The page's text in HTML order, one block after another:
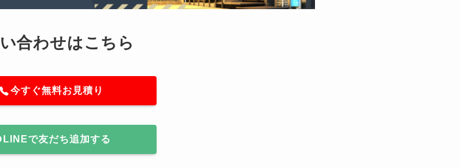
合わせはこちら
今すぐ無料お見積り
LINEで友だち追加する